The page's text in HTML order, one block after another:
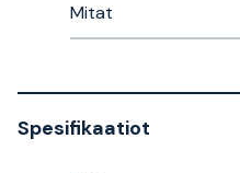
Mitat
Spesifikaatiot